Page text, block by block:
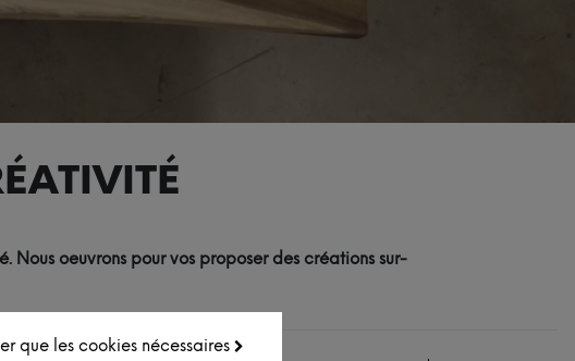
que les cookies nécessaires
oeuvrons pour vos proposer des créations sur-